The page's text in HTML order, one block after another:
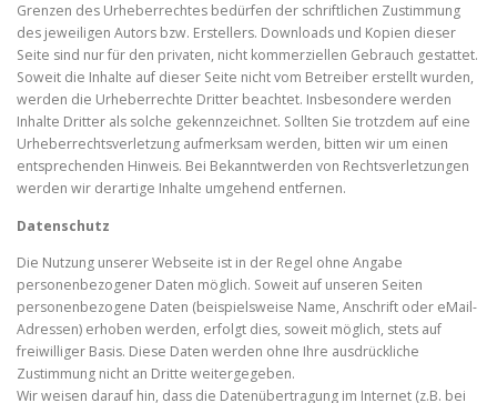
Grenzen des Urheberrechtes bedürfen der schriftlichen Zustimmung
des jeweiligen Autors bzw. Erstellers. Downloads und Kopien dieser
Seite sind nur für den privaten, nicht kommerziellen Gebrauch gestattet.
Soweit die Inhalte auf dieser Seite nicht vom Betreiber erstellt wurden,
werden die Urheberrechte Dritter beachtet. Insbesondere werden
Inhalte Dritter als solche gekennzeichnet. Sollten Sie trotzdem auf eine
Urheberrechtsverletzung aufmerksam werden, bitten wir um einen
entsprechenden Hinweis. Bei Bekanntwerden von Rechtsverletzungen
werden wir derartige Inhalte umgehend entfernen.
Datenschutz
Die Nutzung unserer Webseite ist in der Regel ohne Angabe
personenbezogener Daten möglich. Soweit auf unseren Seiten
personenbezogene Daten (beispielsweise Name, Anschrift oder eMail-
Adressen) erhoben werden, erfolgt dies, soweit möglich, stets auf
freiwilliger Basis. Diese Daten werden ohne Ihre ausdrückliche
Zustimmung nicht an Dritte weitergegeben.
Wir weisen darauf hin, dass die Datenübertragung im Internet (z.B. bei